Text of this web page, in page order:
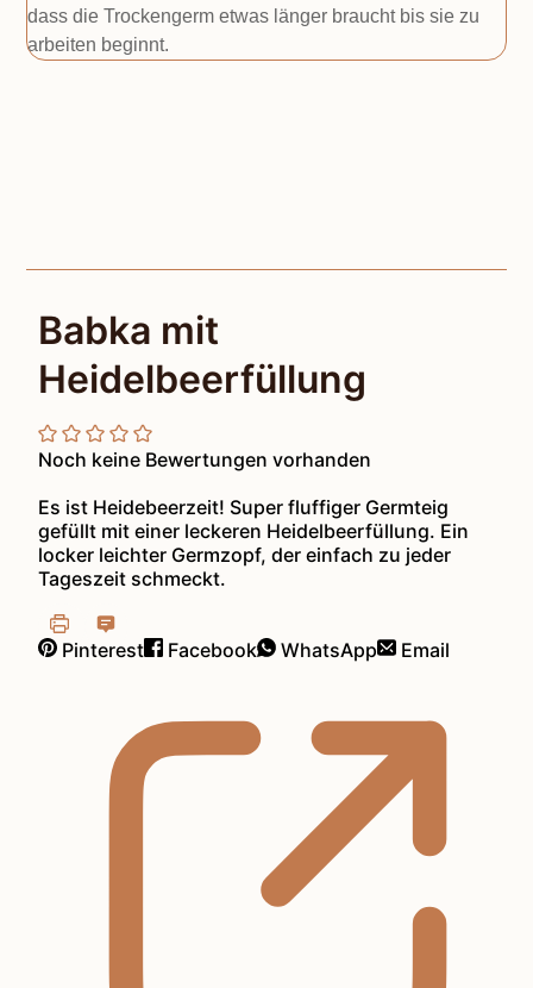
dass die Trockengerm etwas länger braucht bis sie zu
arbeiten beginnt.
Babka mit
Heidelbeerfüllung
Noch keine Bewertungen vorhanden
Es ist Heidebeerzeit! Super fluffiger Germteig
gefüllt mit einer leckeren Heidelbeerfüllung. Ein
locker leichter Germzopf, der einfach zu jeder
Tageszeit schmeckt.
Pinterest Facebook WhatsApp Email